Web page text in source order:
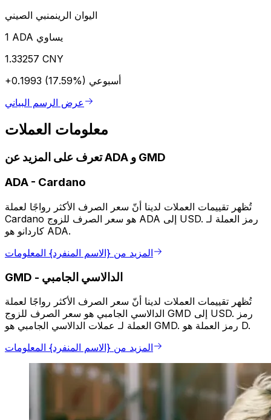
اليوان الرينمنبي الصيني
1 ADA يساوي
1.33257 CNY
+0.1993 (17.59%) أسبوعي
عرض الرسم البياني
معلومات العملات
تعرف على المزيد عن ADA و GMD
ADA - Cardano
تُظهر تقييمات العملات لدينا أنّ سعر الصرف الأكثر رواجًا لعملة
Cardano هو سعر الصرف للزوج ADA إلى USD. رمز العملة لـ
كاردانو هو ADA.
المزيد من {الاسم المنفرد} المعلومات
GMD - الدالاسي الجامبي
تُظهر تقييمات العملات لدينا أنّ سعر الصرف الأكثر رواجًا لعملة
الدالاسي الجامبي هو سعر الصرف للزوج GMD إلى USD. رمز
العملة لـ عملات الدالاسي الجامبي هو GMD. رمز العملة هو D.
المزيد من {الاسم المنفرد} المعلومات